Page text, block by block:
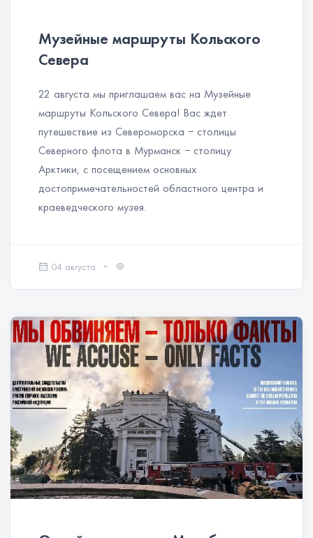
Музейные маршруты Кольского
Севера
22 августа мы приглашаем вас на Музейные
маршруты Кольского Севера! Вас ждет
путешествие из Североморска − столицы
Северного флота в Мурманск − столицу
Арктики, с посещением основных
достопримечательностей областного центра и
краеведческого музея.
04 августа